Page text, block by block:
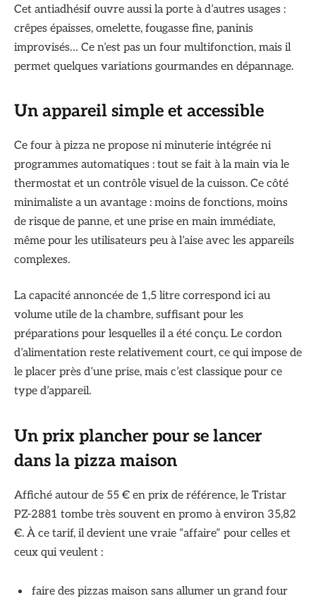
Cet antiadhésif ouvre aussi la porte à d’autres usages :
crêpes épaisses, omelette, fougasse fine, paninis
improvisés… Ce n’est pas un four multifonction, mais il
permet quelques variations gourmandes en dépannage.
Un appareil simple et accessible
Ce four à pizza ne propose ni minuterie intégrée ni
programmes automatiques : tout se fait à la main via le
thermostat et un contrôle visuel de la cuisson. Ce côté
minimaliste a un avantage : moins de fonctions, moins
de risque de panne, et une prise en main immédiate,
même pour les utilisateurs peu à l’aise avec les appareils
complexes.
La capacité annoncée de 1,5 litre correspond ici au
volume utile de la chambre, suffisant pour les
préparations pour lesquelles il a été conçu. Le cordon
d’alimentation reste relativement court, ce qui impose de
le placer près d’une prise, mais c’est classique pour ce
type d’appareil.
Un prix plancher pour se lancer
dans la pizza maison
Affiché autour de 55 € en prix de référence, le Tristar
PZ-2881 tombe très souvent en promo à environ 35,82
€. À ce tarif, il devient une vraie “affaire” pour celles et
ceux qui veulent :
faire des pizzas maison sans allumer un grand four